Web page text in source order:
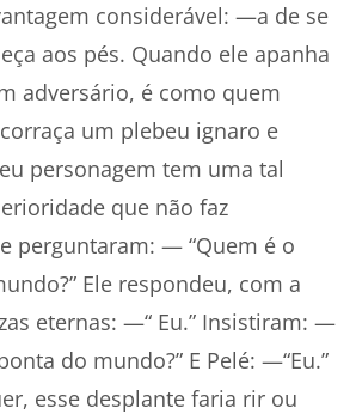
considerável: —a de se
aos pés. Quando ele apanha
adversário, é como quem
um plebeu ignaro e
personagem tem uma tal
que não faz
perguntaram: — “Quem é o
Ele respondeu, com a
eternas: —“ Eu.” Insistiram: —
do mundo?” E Pelé: —“Eu.”
esse desplante faria rir ou